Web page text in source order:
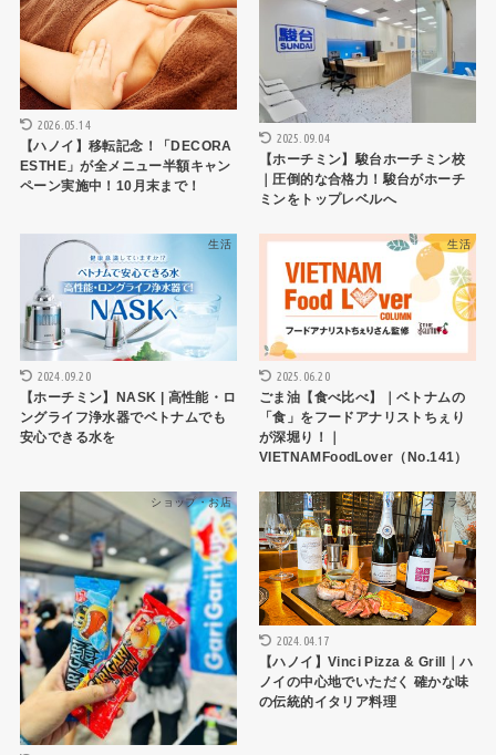
2026.05.14
【ハノイ】移転記念！「DECORA
ESTHE」が全メニュー半額キャン
ペーン実施中！10月末まで！
2025.09.04
【ホーチミン】駿台ホーチミン校
｜圧倒的な合格力！駿台がホーチ
ミンをトップレベルへ
生活
2024.09.20
【ホーチミン】NASK | 高性能・ロ
ングライフ浄水器でベトナムでも
安心できる水を
生活
2025.06.20
ごま油【食べ比べ】｜ベトナムの
「食」をフードアナリストちぇり
が深堀り！｜
VIETNAMFoodLover（No.141）
ショップ・お店 ハノイレストラン
2024.04.17
【ハノイ】Vinci Pizza & Grill｜ハ
ノイの中心地でいただく 確かな味
の伝統的イタリア料理